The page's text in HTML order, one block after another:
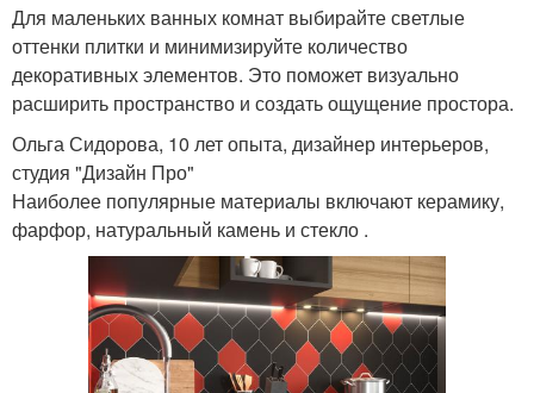
Для маленьких ванных комнат выбирайте светлые
оттенки плитки и минимизируйте количество
декоративных элементов. Это поможет визуально
расширить пространство и создать ощущение простора.
Ольга Сидорова, 10 лет опыта, дизайнер интерьеров,
студия "Дизайн Про"
Наиболее популярные материалы включают керамику,
фарфор, натуральный камень и стекло .